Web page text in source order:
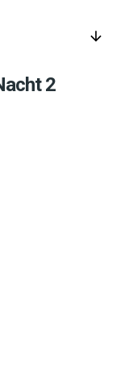
arrow_downward
2